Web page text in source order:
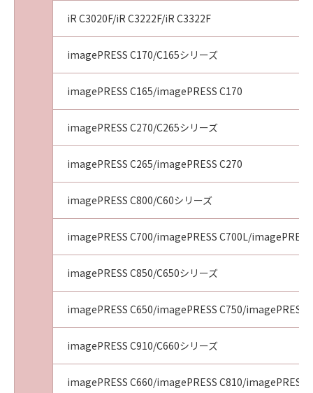
iR C3020F/iR C3222F/iR C3322F
imagePRESS C170/C165シリーズ
imagePRESS C165/imagePRESS C170
imagePRESS C270/C265シリーズ
imagePRESS C265/imagePRESS C270
imagePRESS C800/C60シリーズ
imagePRESS C700/imagePRESS C700L/
imagePRESS C850/C650シリーズ
imagePRESS C650/imagePRESS C750/imagePRESS
imagePRESS C910/C660シリーズ
imagePRESS C660/imagePRESS C810/imagePRESS